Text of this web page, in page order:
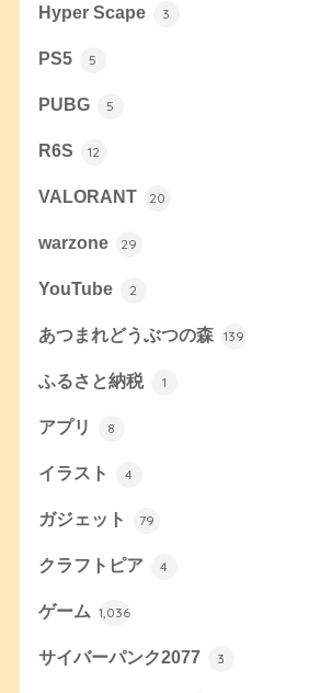
Hyper Scape 3
PS5 5
PUBG 5
R6S 12
VALORANT 20
warzone 29
YouTube 2
あつまれどうぶつの森 139
ふるさと納税 1
アプリ 8
イラスト 4
ガジェット 79
クラフトピア 4
ゲーム 1,036
サイバーパンク2077 3